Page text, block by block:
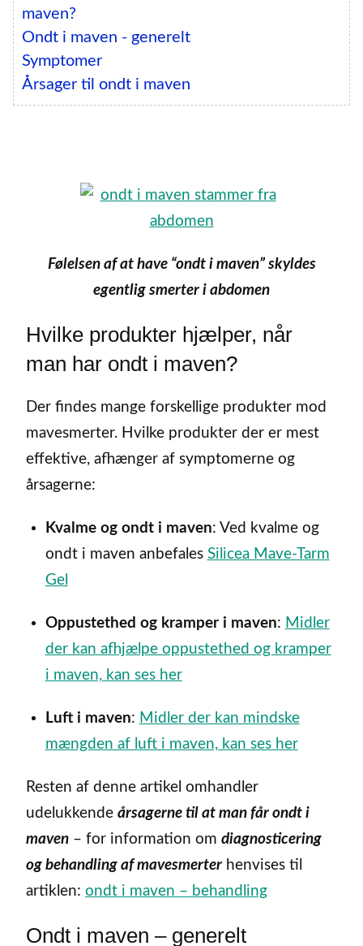
maven?
Ondt i maven - generelt
Symptomer
Årsager til ondt i maven
Følelsen af at have “ondt i maven” skyldes
egentlig smerter i abdomen
Hvilke produkter hjælper, når
man har ondt i maven?
Der findes mange forskellige produkter mod
mavesmerter. Hvilke produkter der er mest
effektive, afhænger af symptomerne og
årsagerne:
Kvalme og ondt i maven: Ved kvalme og
ondt i maven anbefales Silicea Mave-Tarm
Gel
Oppustethed og kramper i maven: Midler
der kan afhjælpe oppustethed og kramper
i maven, kan ses her
Luft i maven: Midler der kan mindske
mængden af luft i maven, kan ses her
Resten af denne artikel omhandler
udelukkende årsagerne til at man får ondt i
maven – for information om diagnosticering
og behandling af mavesmerter henvises til
artiklen: ondt i maven – behandling
Ondt i maven – generelt